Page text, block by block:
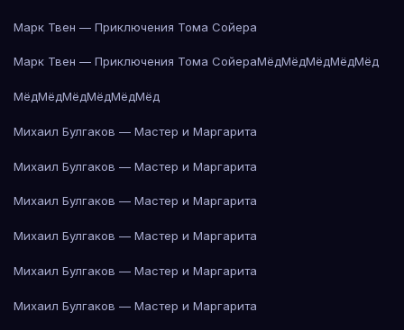
Марк Твен — Приключения Тома Сойера
Марк Твен — Приключения Тома СойераМёдМёдМёдМёдМёд
МёдМёдМёдМёдМёдМёд
Михаил Булгаков — Мастер и Маргарита
Михаил Булгаков — Мастер и Маргарита
Михаил Булгаков — Мастер и Маргарита
Михаил Булгаков — Мастер и Маргарита
Михаил Булгаков — Мастер и Маргарита
Михаил Булгаков — Мастер и Маргарита